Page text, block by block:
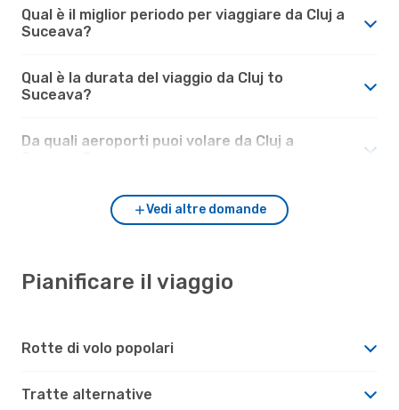
Qual è il miglior periodo per viaggiare da Cluj a
Suceava?
Qual è la durata del viaggio da Cluj to
Suceava?
Da quali aeroporti puoi volare da Cluj a
Vedi altre domande
Pianificare il viaggio
Rotte di volo popolari
Tratte alternative